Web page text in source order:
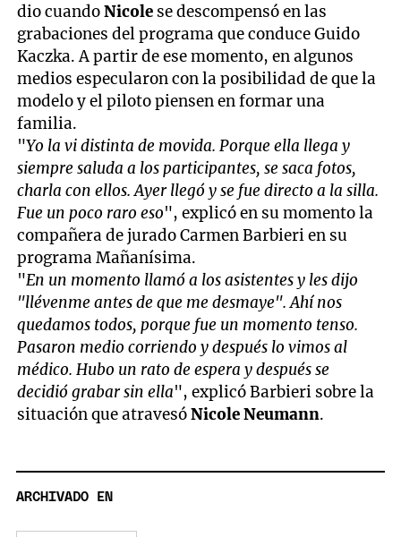
dio cuandoNicole se descompensó en las
grabaciones del programa que conduce Guido
Kaczka. A partir de ese momento, en algunos
medios especularon con la posibilidad de que la
modelo y el piloto piensen en formar una
familia.
"Yo la vi distinta de movida. Porque ella llega y
siempre saluda a los participantes, se saca fotos,
charla con ellos. Ayer llegó y se fue directo a la silla.
Fue un poco raro eso", explicó en su momento la
compañera de jurado Carmen Barbieri en su
programa Mañanísima.
"En un momento llamó a los asistentes y les dijo
"llévenme antes de que me desmaye". Ahí nos
quedamos todos, porque fue un momento tenso.
Pasaron medio corriendo y después lo vimos al
médico. Hubo un rato de espera y después se
decidió grabar sin ella", explicó Barbieri sobre la
situación que atravesóNicole Neumann.
ARCHIVADO EN